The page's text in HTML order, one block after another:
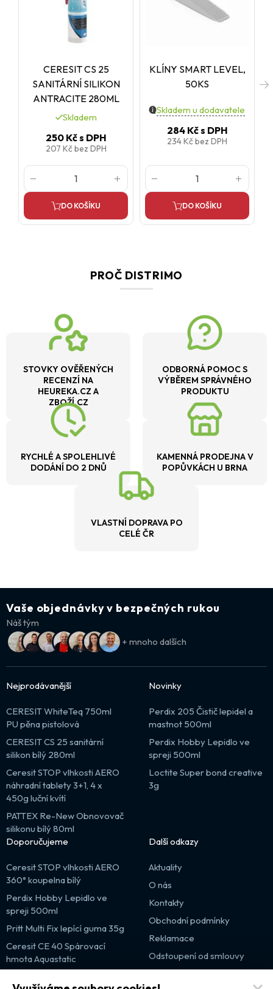
CERESIT CS 25
SANITÁRNÍ SILIKON
ANTRACITE 280ML
Skladem
250 Kčs DPH
207 Kčbez DPH
DO KOŠÍKU
KLÍNY SMART LEVEL,
50KS
Skladem u dodavatele
284 Kčs DPH
234 Kčbez DPH
DO KOŠÍKU
PROČ DISTRIMO
STOVKY OVĚŘENÝCH
RECENZÍ NA
HEUREKA.CZ A
ZBOŽÍ.CZ
ODBORNÁ POMOC S
VÝBĚREM SPRÁVNÉHO
PRODUKTU
RYCHLÉ A SPOLEHLIVÉ
DODÁNÍ DO 2 DNŮ
KAMENNÁ PRODEJNA V
POPŮVKÁCH U BRNA
VLASTNÍ DOPRAVA PO
CELÉ ČR
Vaše objednávky v bezpečných rukou
Náš tým
+ mnoho dalších
Nejprodávanější
CERESIT WhiteTeq 750ml
PU pěna pistolová
CERESIT CS 25 sanitární
silikon bílý 280ml
Ceresit STOP vlhkosti AERO
náhradní tablety 3+1, 4 x
450g luční kvítí
PATTEX Re-New Obnovovač
silikonu bílý 80ml
Novinky
Perdix 205 Čistič lepidel a
mastnot 500ml
Perdix Hobby Lepidlo ve
spreji 500ml
Loctite Super bond creative
3g
Doporučujeme
Ceresit STOP vlhkosti AERO
360° koupelna bílý
Perdix Hobby Lepidlo ve
spreji 500ml
Pritt Multi Fix lepící guma 35g
Ceresit CE 40 Spárovací
hmota Aquastatic
Další odkazy
Aktuality
O nás
Kontakty
Obchodní podmínky
Reklamace
Odstoupení od smlouvy
Výprodej